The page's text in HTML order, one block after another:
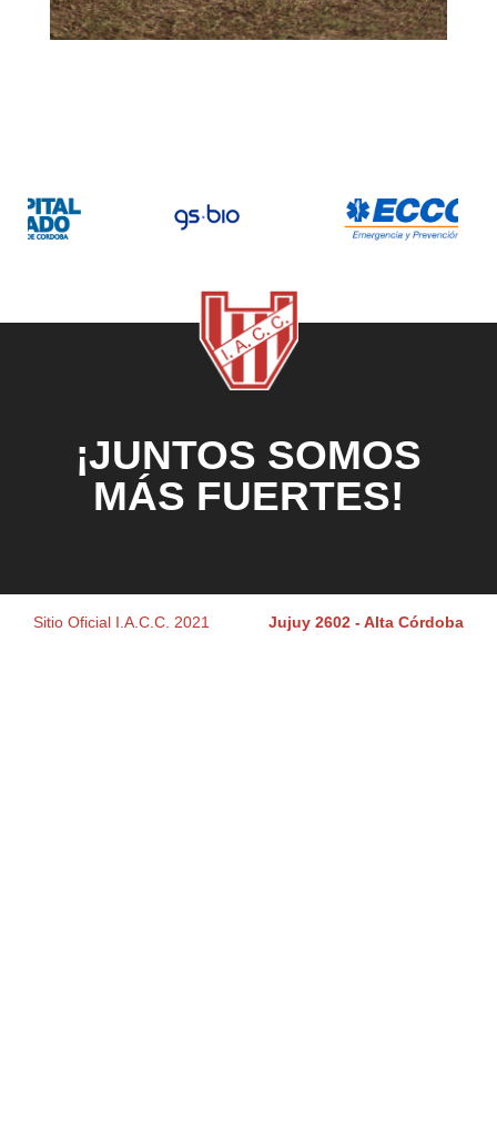
¡JUNTOS SOMOS
MÁS FUERTES!
Sitio Oficial I.A.C.C. 2021 Jujuy 2602 - Alta Córdoba